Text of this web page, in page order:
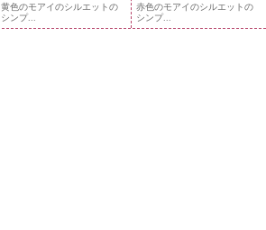
黄色のモアイのシルエットの
シンプ...
赤色のモアイのシルエットの
シンプ...